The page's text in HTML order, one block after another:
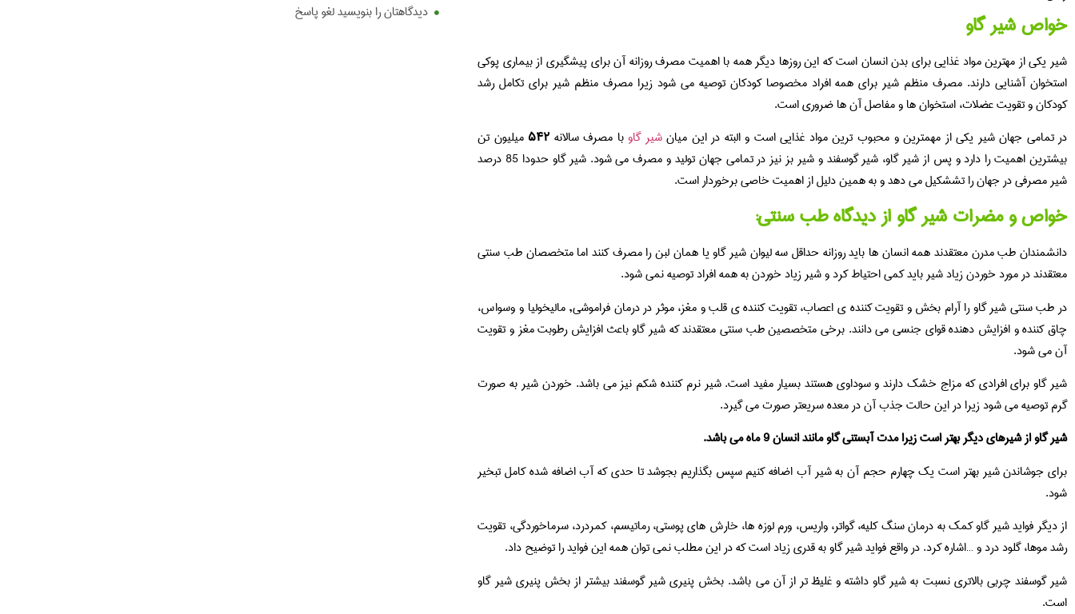
خواص شیر گاو
شیر یکی از مهترین مواد غذایی برای بدن انسان است که این روزها دیگر همه با اهمیت مصرف روزانه آن برای پیشگیری از بیماری پوکی
استخوان آشنایی دارند. مصرف منظم شیر برای همه افراد مخصوصا کودکان توصیه می شود زیرا مصرف منظم شیر برای تکامل رشد
کودکان و تقویت عضلات، استخوان ها و مفاصل آن ها ضروری است.
در تمامی جهان شیر یکی از مهمترین و محبوب ترین مواد غذایی است و البته در این میانشیر گاوبا مصرف سالانه ۵۴۲ میلیون تن
بیشترین اهمیت را دارد و پس از شیر گاو، شیر گوسفند و شیر بز نیز در تمامی جهان تولید و مصرف می شود. شیر گاو حدودا 85 درصد
شیر مصرفی در جهان را تششکیل می دهد و به همین دلیل از اهمیت خاصی برخوردار است.
خواص و مضرات شیر گاو از دیدگاه طب سنتی:
دانشمندان طب مدرن معتقدند همه انسان ها باید روزانه حداقل سه لیوان شیر گاو یا همان لبن را مصرف کنند اما متخصصان طب سنتی
معتقدند در مورد خوردن زیاد شیر باید کمی احتیاط کرد و شیر زیاد خوردن به همه افراد توصیه نمی شود.
در طب سنتی شیر گاو را آرام بخش و تقویت کننده ی اعصاب، تقویت کننده ی قلب و مغز، موثر در درمان فراموشی, مالیخولیا و وسواس،
چاق کننده و افزایش دهنده قوای جنسی می دانند. برخی متخصصین طب سنتی معتقدند که شیر گاو باعث افزایش رطوبت مغز و تقویت
آن می شود.
شیر گاو برای افرادی که مزاج خشک دارند و سوداوی هستند بسیار مفید است. شیر نرم کننده شکم نیز می باشد. خوردن شیر به صورت
گرم توصیه می شود زیرا در این حالت جذب آن در معده سریعتر صورت می گیرد.
شیر گاو از شیرهای دیگر بهتر است زیرا مدت آبستنی گاو مانند انسان 9 ماه می باشد.
برای جوشاندن شیر بهتر است یک چهارم حجم آن به شیر آب اضافه کنیم سپس بگذاریم بجوشد تا حدی که آب اضافه شده کامل تبخیر
شود.
از دیگر فواید شیر گاو کمک به درمان سنگ کلیه، گواتر، واریس، ورم لوزه ها، خارش های پوستی، رماتیسم، کمردرد، سرماخوردگی، تقویت
رشد موها، گلود درد و …اشاره کرد. در واقع فواید شیر گاو به قدری زیاد است که در این مطلب نمی توان همه این فواید را توضیح داد.
شیر گوسفند چربی بالاتری نسبت به شیر گاو داشته و غلیظ تر از آن می باشد. بخش پنیری شیر گوسفند بیشتر از بخش پنیری شیر گاو
است.
دیدگاهتان را بنویسید لغو پاسخ